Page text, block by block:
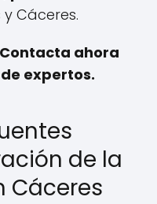
Cáceres.
ahora
expertos.
de la
Cáceres